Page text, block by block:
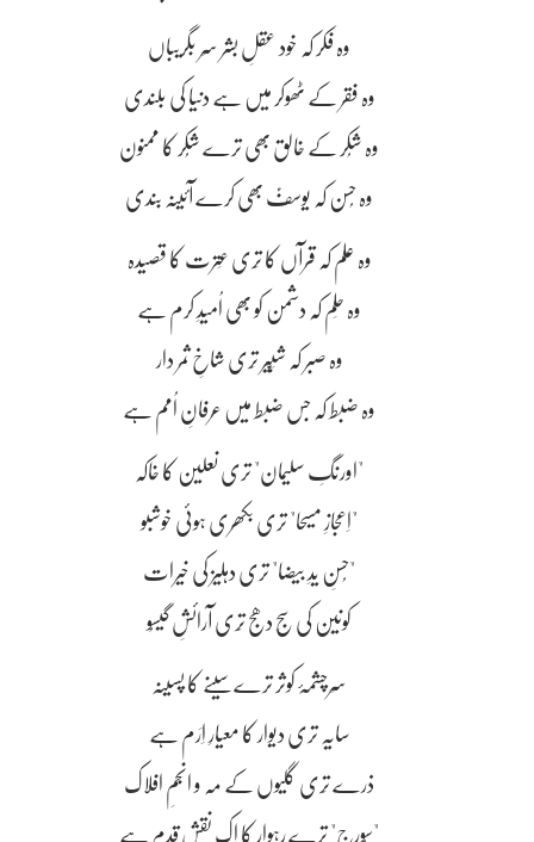
وہ فکر کہ خود عقلِ بشر سَر بگریباں
وہ فقر کے ٹھوکر میں ہے دنیا کی بلندی
وہ شُکر کے خالق بھی ترے شُکر کا ممنون
وہ حُسن کہ یوسفؑ بھی کرے آئینہ بندی
وہ علم کہ قرآں کا تِری عِترت کا قصیدہ
وہ حِلم کہ دشمن کو بھی اُمیدِ کرم ہے
وہ صبر کہ شَبِّیر تِری شاخِ ثمر دار
وہ ضبط کہ جس ضبط میں عرفانِ اُمم ہے
"اورنگِ سلیمان" تری نعلین کا خاکہ
"اِعجازِ مسیحا" تری بکھری ہوئی خوشبو
"حُسنِ یدِ بیضا" تری دہلیز کی خیرات
کونین کی سَج دھج تِری آرائشِ گیسُو
سَرچشمۂ کوثر ترے سینے کا پسینہ
سایہ تری دیوار کا معیارِ اِرَم ہے
ذرے تِری گلیوں کے مہ و انجمِ افلاک
"سُورج" ترے رہوار کا اک نقشِ قدم ہے